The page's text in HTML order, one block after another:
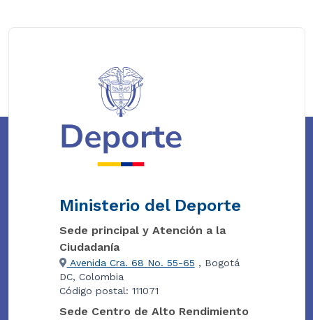
Ministerio del Deporte
Sede principal y Atención a la
Ciudadanía
Avenida Cra. 68 No. 55-65 , Bogotá
DC, Colombia
Código postal: 111071
Sede Centro de Alto Rendimiento